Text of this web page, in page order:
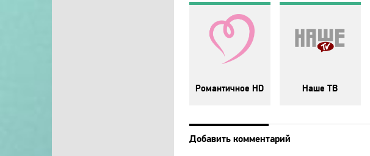
Романтичное HD Наше ТВ
Добавить комментарий